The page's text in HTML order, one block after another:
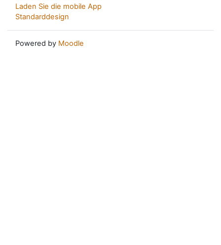
Laden Sie die mobile App
Standarddesign
Powered by Moodle